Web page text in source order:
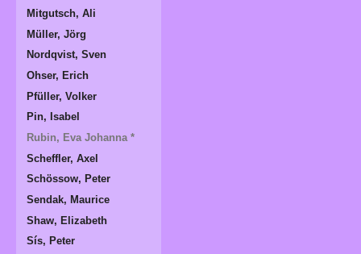
Mitgutsch, Ali
Müller, Jörg
Nordqvist, Sven
Ohser, Erich
Pfüller, Volker
Pin, Isabel
Rubin, Eva Johanna *
Scheffler, Axel
Schössow, Peter
Sendak, Maurice
Shaw, Elizabeth
Sís, Peter